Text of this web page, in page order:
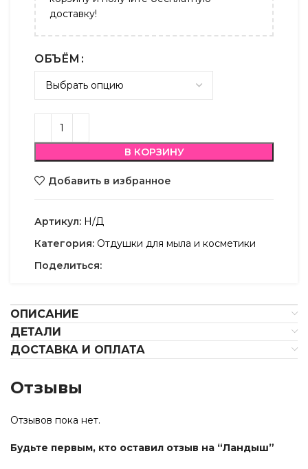
доставку!
ОБЪЁМ
В КОРЗИНУ
Добавить в избранное
Артикул: Н/Д
Категория: Отдушки для мыла и косметики
Поделиться:
ОПИСАНИЕ
ДЕТАЛИ
ДОСТАВКА И ОПЛАТА
Отзывы
Отзывов пока нет.
Будьте первым, кто оставил отзыв на “Ландыш”